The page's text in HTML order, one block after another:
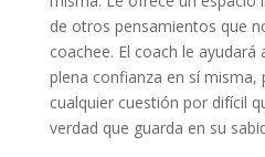
de otros pensamientos que
coachee. El coach le
plena confianza en sí misma,
cualquier cuestión por difícil
verdad que guarda en su